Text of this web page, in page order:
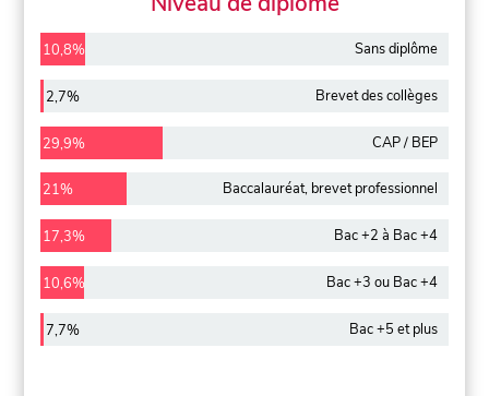
10,8% Sans diplôme
2,7% Brevet des collèges
29,9% CAP / BEP
21% Baccalauréat, brevet professionnel
17,3% Bac +2 à Bac +4
10,6% Bac +3 ou Bac +4
7,7% Bac +5 et plus